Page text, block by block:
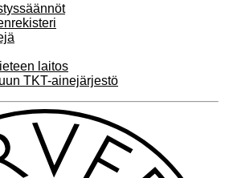
laitos
TKT-ainejärjestö